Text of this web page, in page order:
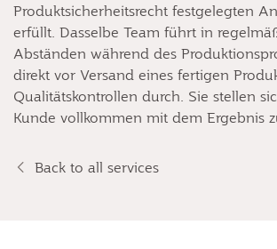
Produktsicherheitsrecht festgelegten
erfüllt. Dasselbe Team führt in
Abständen während des
direkt vor Versand eines fertigen
Qualitätskontrollen durch. Sie stellen
Kunde vollkommen mit dem Ergebnis
Back to all services